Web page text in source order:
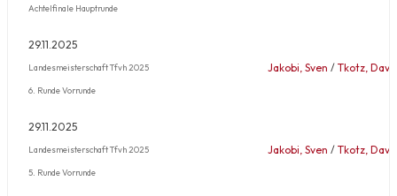
Achtelfinale Hauptrunde
29.11.2025
Landesmeisterschaft Tfvh 2025
6. Runde Vorrunde
Jakobi, Sven / Tkotz,
29.11.2025
Landesmeisterschaft Tfvh 2025
5. Runde Vorrunde
Jakobi, Sven / Tkotz,